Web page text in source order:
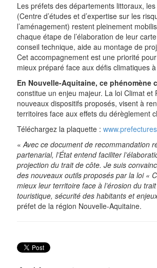
Les préfets des départements littoraux,
(Centre d’études et d’expertise sur les
l’aménagement) restent pleinement
chaque étape de l’élaboration de leur
conseil technique, aide au montage de
Cet accompagnement est une priorité
mieux préparé face aux défis climatiques
En Nouvelle-Aquitaine, ce phénomène
constitue un enjeu majeur. La loi Climat et
nouveaux dispositifs proposés, visent à
territoires face aux effets du dérèglement
Téléchargez la plaquette :
«Avec ce document de recommandation
partenarial, l’État entend faciliter
projection du trait de côte. Je suis
des nouveaux outils proposés par la loi «
mieux leur territoire face à l’érosion du
touristique, sécurité des habitants et
préfet de la région Nouvelle-Aquitaine.